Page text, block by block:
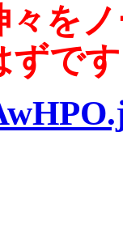
々を
ずで